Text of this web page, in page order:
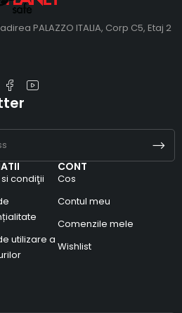
PALAZZO ITALIA, Corp C5, Etaj 2
condiţii
utilizare a
CONT
Cos
Contul meu
Comenzile mele
Wishlist